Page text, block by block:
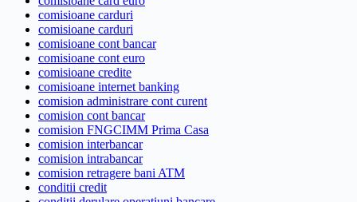
comisioane carduri
comisioane carduri
comisioane cont bancar
comisioane cont euro
comisioane credite
comisioane internet banking
comision administrare cont curent
comision cont bancar
comision FNGCIMM Prima Casa
comision interbancar
comision intrabancar
comision retragere bani ATM
conditii credit